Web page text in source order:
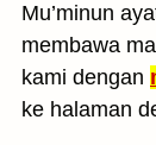
Mu’minun
membawa
kami dengan
ke halaman